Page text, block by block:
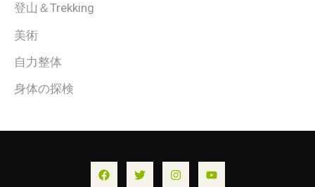
登山＆Trekking
美術
自力整体
身体の探検